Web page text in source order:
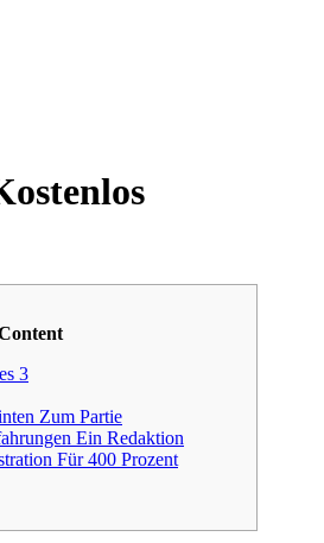
3
Zum Partie
Ein Redaktion
Für 400 Prozent